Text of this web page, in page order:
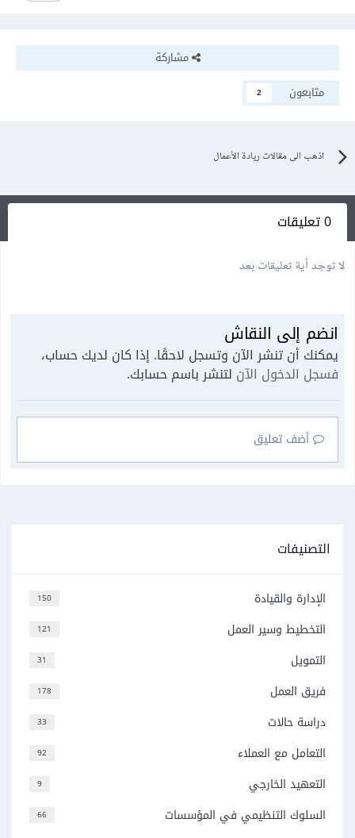
مشاركة
متابعون
2
اذهب الى مقالات ريادة الأعمال
0 تعليقات
لا توجد أية تعليقات بعد
انضم إلى النقاش
يمكنك أن تنشر الآن وتسجل لاحقًا. إذا كان لديك حساب،
فسجل الدخول الآن لتنشر باسم حسابك.
أضف تعليق
التصنيفات
150 الإدارة والقيادة
121 التخطيط وسير العمل
31 التمويل
178 فريق العمل
33 دراسة حالات
92 التعامل مع العملاء
9 التعهيد الخارجي
66 السلوك التنظيمي في المؤسسات